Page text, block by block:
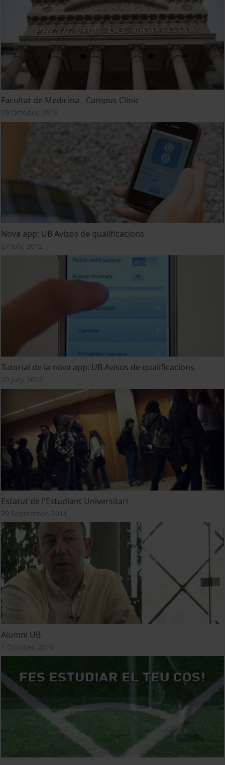
Facultat de Medicina - Campus Clínic
29 October, 2013
Nova app: UB Avisos de qualificacions
27 July, 2012
Tutorial de la nova app: UB Avisos de qualificacions
20 July, 2012
Estatut de l'Estudiant Universitari
29 September, 2011
Alumni UB
1 October, 2010